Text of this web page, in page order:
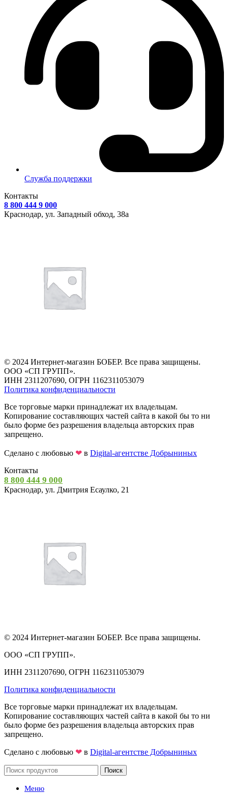
Служба поддержки
Контакты
8 800 444 9 000
Краснодар, ул. Западный обход, 38а
© 2024 Интернет-магазин БОБЕР. Все права защищены.
ООО «СП ГРУПП».
ИНН 2311207690, ОГРН 1162311053079
Политика конфиденциальности
Все торговые марки принадлежат их владельцам.
Копирование составляющих частей сайта в какой бы то ни
было форме без разрешения владельца авторских прав
запрещено.
Сделано с любовью ❤ в Digital-агентстве Добрыниных
Контакты
8 800 444 9 000
Краснодар, ул. Дмитрия Есаулко, 21
© 2024 Интернет-магазин БОБЕР. Все права защищены.
ООО «СП ГРУПП».
ИНН 2311207690, ОГРН 1162311053079
Политика конфиденциальности
Все торговые марки принадлежат их владельцам.
Копирование составляющих частей сайта в какой бы то ни
было форме без разрешения владельца авторских прав
запрещено.
Сделано с любовью ❤ в Digital-агентстве Добрыниных
Поиск
Меню